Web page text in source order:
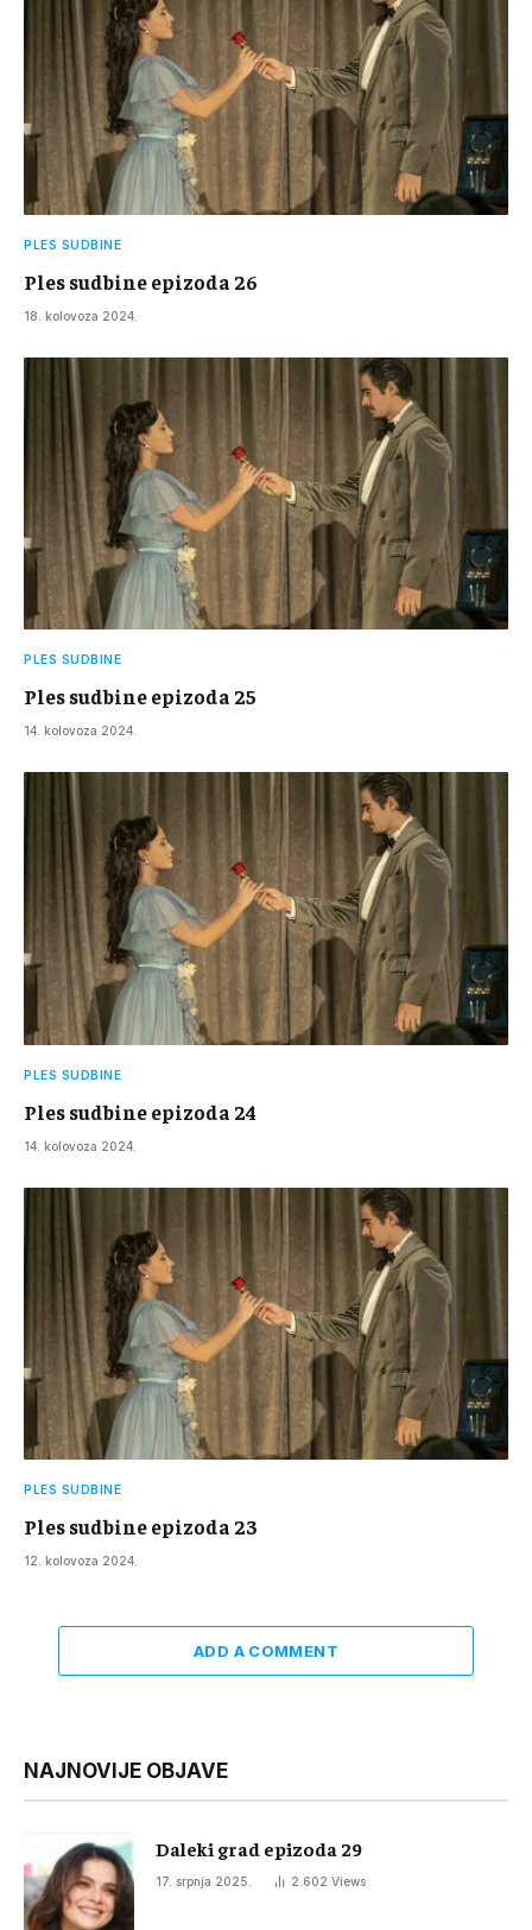
PLES SUDBINE
Ples sudbine epizoda 26
18. kolovoza 2024.
PLES SUDBINE
Ples sudbine epizoda 25
14. kolovoza 2024.
PLES SUDBINE
Ples sudbine epizoda 24
14. kolovoza 2024.
PLES SUDBINE
Ples sudbine epizoda 23
12. kolovoza 2024.
ADD A COMMENT
NAJNOVIJE OBJAVE
Daleki grad epizoda 29
17. srpnja 2025. 2.602 Views